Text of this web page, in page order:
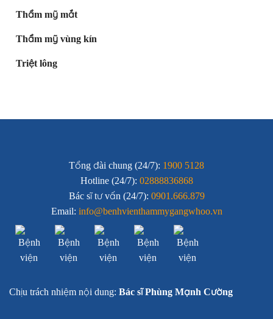
Thẩm mỹ mắt
Thẩm mỹ vùng kín
Triệt lông
Tổng đài chung (24/7): 1900 5128
Hotline (24/7): 02888836868
Bác sĩ tư vấn (24/7): 0901.666.879
Email: info@benhvienthammygangwhoo.vn
Chịu trách nhiệm nội dung: Bác sĩ Phùng Mạnh Cường